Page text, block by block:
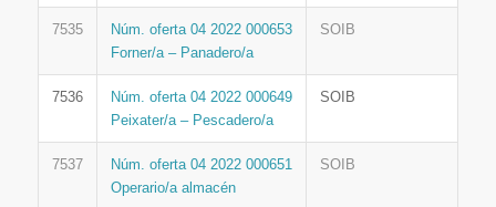
7535
Núm. oferta 04 2022 000653
Forner/a – Panadero/a
SOIB
7536
Núm. oferta 04 2022 000649
Peixater/a – Pescadero/a
SOIB
7537
Núm. oferta 04 2022 000651
Operario/a almacén
SOIB